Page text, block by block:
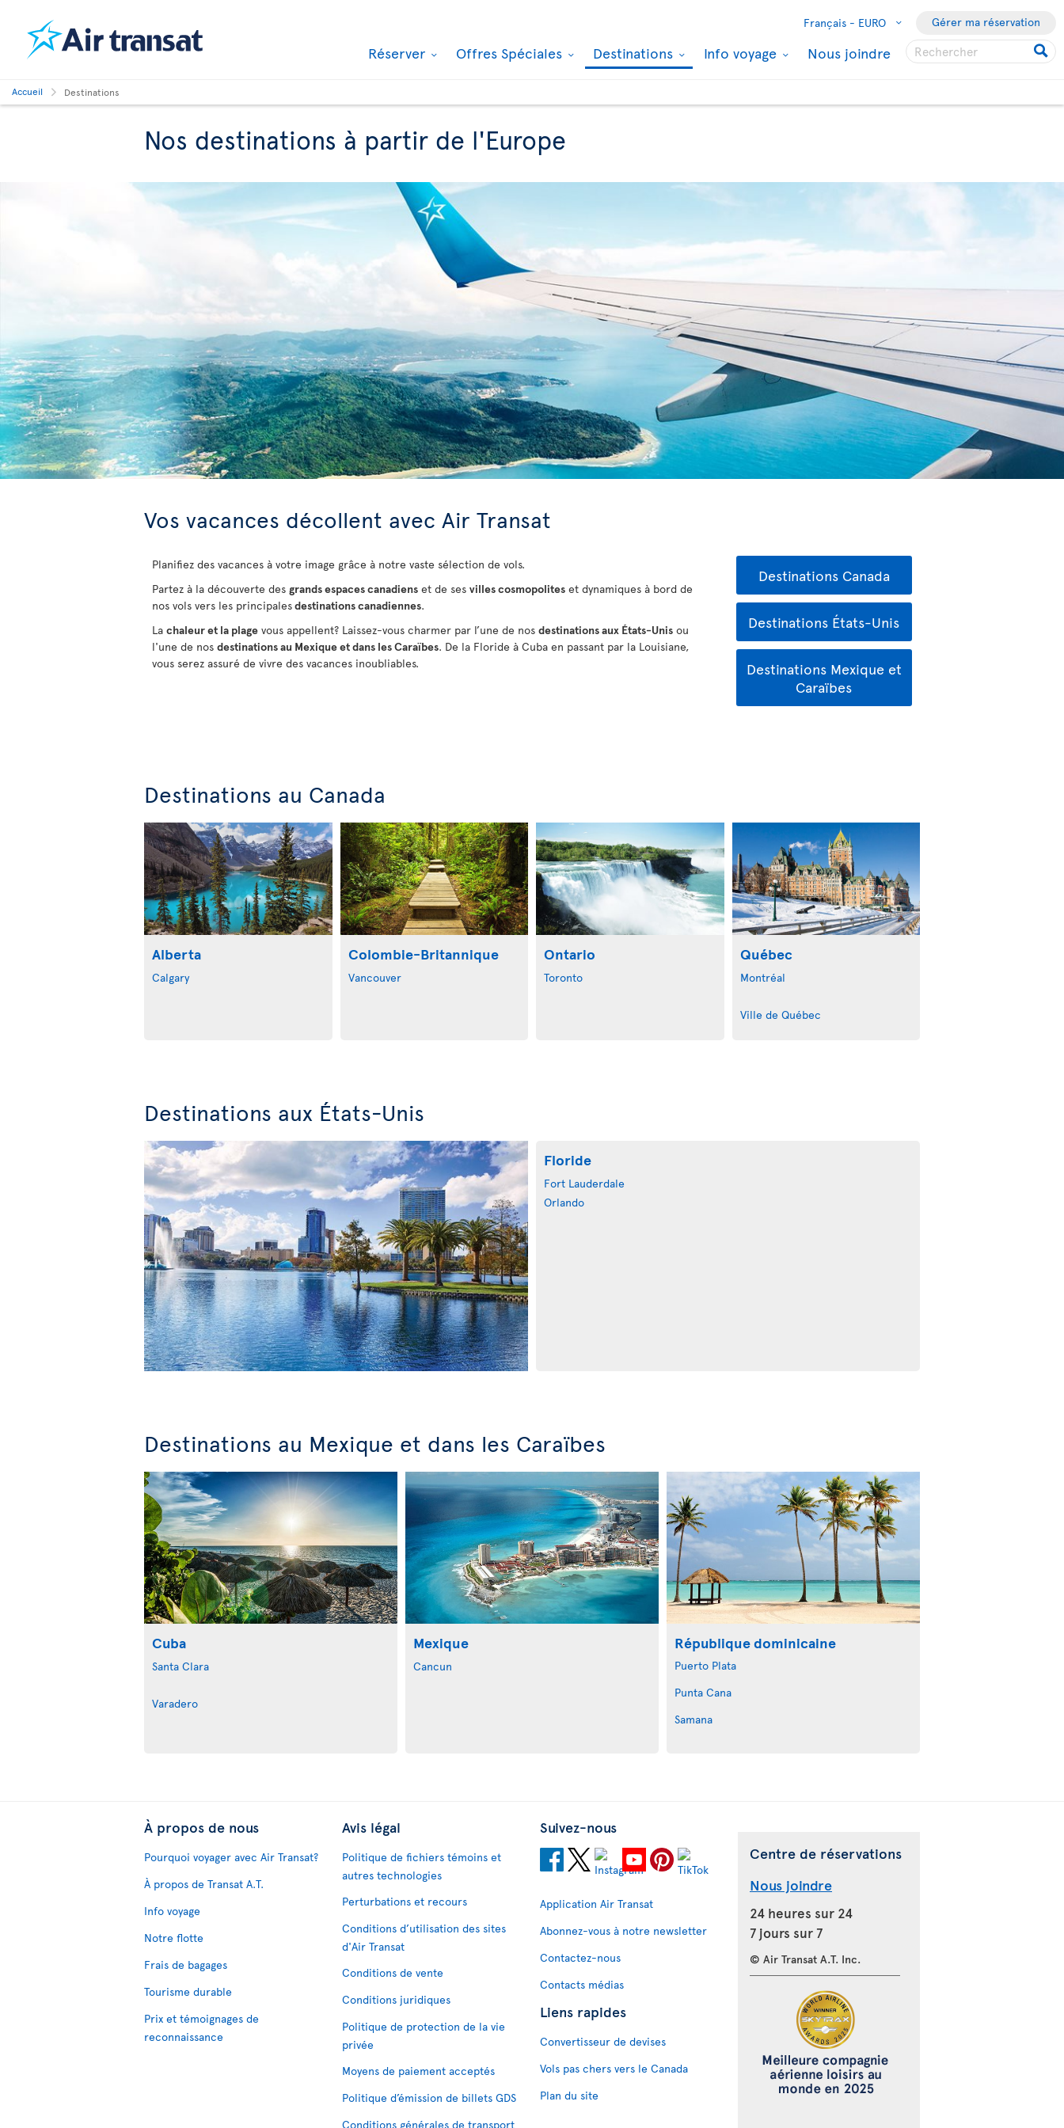
Français - EURO Gérer ma réservation
Réserver Offres Spéciales Destinations Info voyage Nous joindre
Accueil Destinations
Nos destinations à partir de l'Europe
Vos vacances décollent avec Air Transat
Planifiez des vacances à votre image grâce à notre vaste sélection de vols.
Partez à la découverte des grands espaces canadiens et de ses villes cosmopolites et dynamiques à bord de
nos vols vers les principalesdestinations canadiennes.
La chaleur et la plage vous appellent? Laissez-vous charmer par l’une de nos destinations aux États-Unis ou
l'une de nos destinations au Mexique et dans les Caraïbes. De la Floride à Cuba en passant par la Louisiane,
vous serez assuré de vivre des vacances inoubliables.
Destinations Canada
Destinations États-Unis
Destinations Mexique et
Caraïbes
Destinations au Canada
Alberta
Calgary
Colombie-Britannique
Vancouver
Ontario
Toronto
Québec
Montréal
Ville de Québec
Destinations aux États-Unis
Floride
Fort Lauderdale
Orlando
Destinations au Mexique et dans les Caraïbes
Cuba
Santa Clara
Varadero
Mexique
Cancun
République dominicaine
Puerto Plata
Punta Cana
Samana
À propos de nous
Pourquoi voyager avec Air Transat?
À propos de Transat A.T.
Info voyage
Notre flotte
Frais de bagages
Tourisme durable
Prix et témoignages de
reconnaissance
Avis légal
Politique de fichiers témoins et
autres technologies
Perturbations et recours
Conditions d’utilisation des sites
d'Air Transat
Conditions de vente
Conditions juridiques
Politique de protection de la vie
privée
Moyens de paiement acceptés
Politique d’émission de billets GDS
Conditions générales de transport
Suivez-nous
Application Air Transat
Abonnez-vous à notre newsletter
Contactez-nous
Contacts médias
Liens rapides
Convertisseur de devises
Vols pas chers vers le Canada
Plan du site
Centre de réservations
Nous joindre
24 heures sur 24
7 jours sur 7
© Air Transat A.T. Inc.